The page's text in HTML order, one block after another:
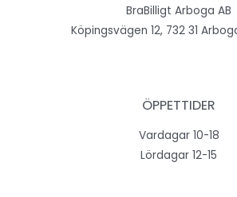
BraBilligt Arboga AB
Köpingsvägen 12, 732 31
ÖPPETTIDER
Vardagar 10-18
Lördagar 12-15